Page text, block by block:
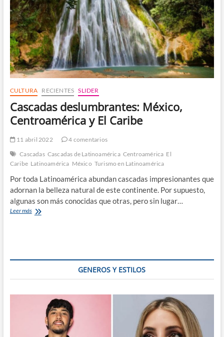
CULTURA RECIENTES SLIDER
Cascadas deslumbrantes: México,
Centroamérica y El Caribe
11 abril 2022
4 comentarios
Cascadas Cascadas de Latinoamérica Centroamérica El
Caribe Latinoamérica México Turismo en Latinoamérica
Por toda Latinoamérica abundan cascadas impresionantes que
adornan la belleza natural de este continente. Por supuesto,
algunas son más conocidas que otras, pero sin lugar…
Leer másCascadas
GENEROS Y ESTILOS